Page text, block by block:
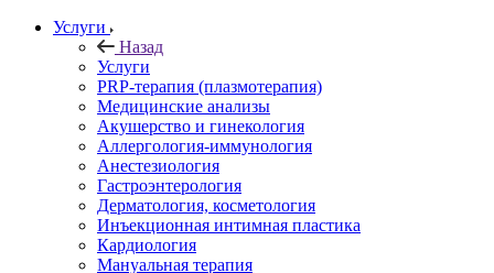
Услуги
Назад
Услуги
PRP-терапия (плазмотерапия)
Медицинские анализы
Акушерство и гинекология
Аллергология-иммунология
Анестезиология
Гастроэнтерология
Дерматология, косметология
Инъекционная интимная пластика
Кардиология
Мануальная терапия